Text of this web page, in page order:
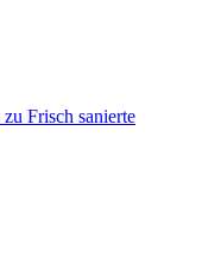
Frisch sanierte